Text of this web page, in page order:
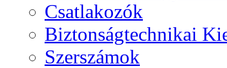
Csatlakozók
Biztonságtechnikai
Szerszámok